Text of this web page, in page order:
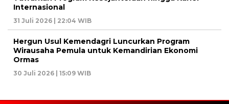
Internasional
31 Juli 2026 | 22:04 WIB
Hergun Usul Kemendagri Luncurkan Program
Wirausaha Pemula untuk Kemandirian Ekonomi
Ormas
30 Juli 2026 | 15:09 WIB